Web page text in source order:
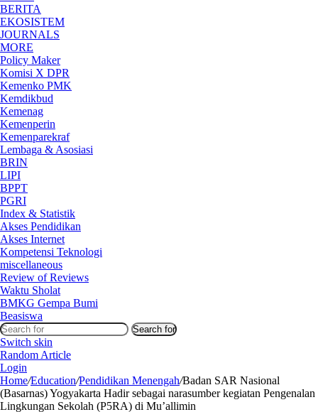
BERITA
EKOSISTEM
JOURNALS
MORE
Policy Maker
Komisi X DPR
Kemenko PMK
Kemdikbud
Kemenag
Kemenperin
Kemenparekraf
Lembaga & Asosiasi
BRIN
LIPI
BPPT
PGRI
Index & Statistik
Akses Pendidikan
Akses Internet
Kompetensi Teknologi
miscellaneous
Review of Reviews
Waktu Sholat
BMKG Gempa Bumi
Beasiswa
Search for
Switch skin
Random Article
Login
Home/Education/Pendidikan Menengah/Badan SAR Nasional
(Basarnas) Yogyakarta Hadir sebagai narasumber kegiatan Pengenalan
Lingkungan Sekolah (P5RA) di Mu’allimin